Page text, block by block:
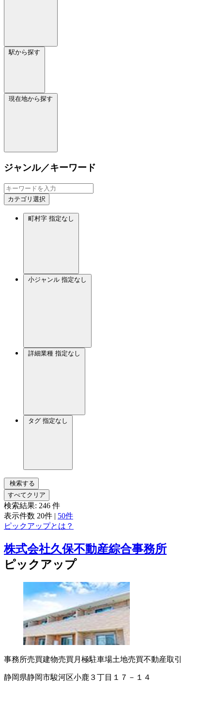
駅から探す
現在地から探す
ジャンル／キーワード
カテゴリ選択
町村字 指定なし
小ジャンル 指定なし
詳細業種 指定なし
タグ 指定なし
検索する
すべてクリア
検索結果: 246 件
表示件数 20件 | 50件
ピックアップとは？
株式会社久保不動産綜合事務所
ピックアップ
事務所売買建物売買 月極駐車場土地売買不動産取引
静岡県静岡市駿河区小鹿３丁目１７－１４